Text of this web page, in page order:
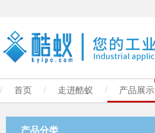
/ 首页 / 走进酷蚁 / 产品展示
产品分类